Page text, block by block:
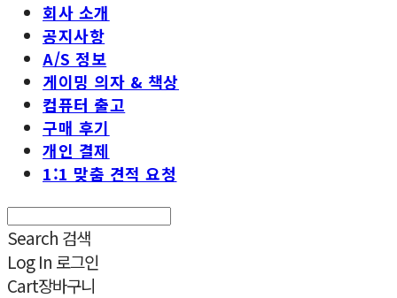
회사 소개
공지사항
A/S 정보
게이밍 의자 & 책상
컴퓨터 출고
구매 후기
개인 결제
1:1 맞춤 견적 요청
Search 검색
Log In 로그인
Cart장바구니